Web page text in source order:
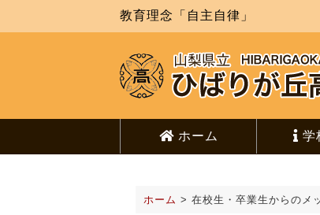
教育理念「自主自律」
ホーム 学
ホーム > 在校生・卒業生からのメ